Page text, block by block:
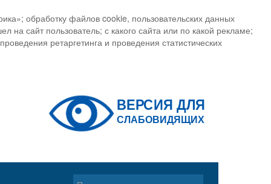
обработку файлов cookie, пользовательских данных
на сайт пользователь; с какого сайта или по какой рекламе;
ретаргетинга и проведения статистических